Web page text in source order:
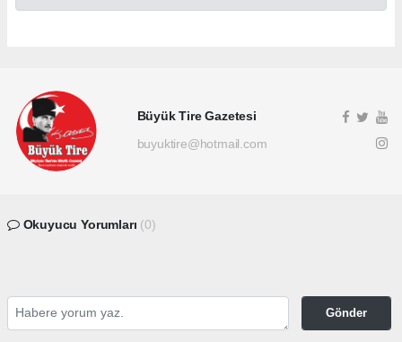
Büyük Tire Gazetesi
buyuktire@hotmail.com
Okuyucu Yorumları (0)
Gönder